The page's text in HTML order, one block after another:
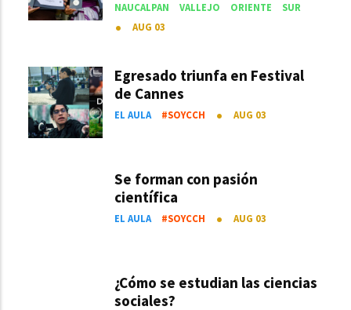
NAUCALPAN
VALLEJO ORIENTE
SUR
AUG 03
Egresado triunfa en Festival
de Cannes
EL AULA #SOYCCH AUG 03
Se forman con pasión
científica
EL AULA #SOYCCH AUG 03
¿Cómo se estudian las ciencias
sociales?